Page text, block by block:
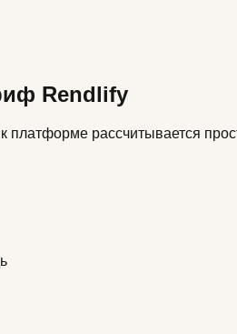
Rendlify
платформе рассчитывается